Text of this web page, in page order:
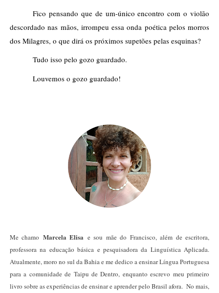
Fico pensando que de um-único encontro com o violão
descordado nas mãos, irrompeu essa onda poética pelos morros
dos Milagres, o que dirá os próximos supetões pelas esquinas?
Tudo isso pelo gozo guardado.
Louvemos o gozo guardado!
Me chamo Marcela Elisa e sou mãe do Francisco, além de escritora,
professora na educação básica e pesquisadora da Linguística Aplicada.
Atualmente, moro no sul da Bahia e me dedico a ensinar Língua Portuguesa
para a comunidade de Taipu de Dentro, enquanto escrevo meu primeiro
livro sobre as experiências de ensinar e aprender pelo Brasil afora. No mais,